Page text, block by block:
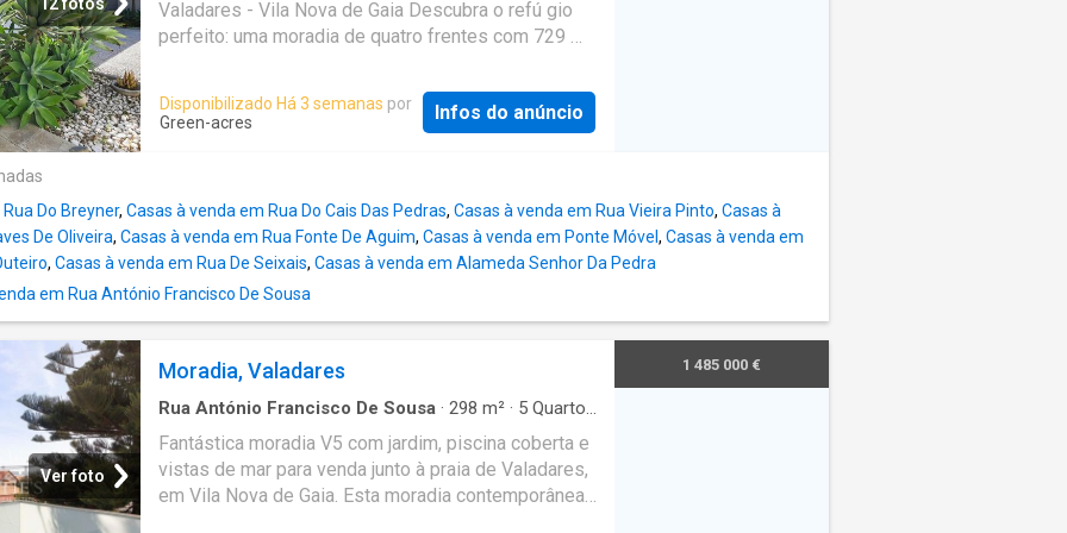
independente. A zona privada é composta por quatro
suítes, incluindo uma no rés-do-chão, que garante
Adicionalmente, o espaço +1 permite múltiplas
utilizações, como escritório, sala de lazer ou quarto
nomeadamente piso radiante em toda a habitação,
sist
12 fotos
Valadares - Vila Nova de Gaia Descubra o refú gio
perfeito: uma moradia de quatro frentes com 729 m²
apenas a 100 metros da praia. Exteriores de Sonho:
piscina de 78 m², jardim magní fico, terraç os e
vistas para a piscina cozinha totalmente equipada
Siemens, banhada em luz natural, perfeita para
grandes conví vios hall de entrada imponente que
antecipa a elegâ ncia de toda a moradia Wc social
com decoraç ã o soberba corredor que conduz a
acabamentos de excelê ncia. No piso superior,
master suite de 50 m² com luminosidade incrí vel e
Disponibilizado Há 3 semanas por
Green-acres
Infos do anúncio
Do Breyner, Casas à venda em Rua Do Cais Das Pedras, Casas à venda em Rua Vieira Pinto, Casas à
De Oliveira, Casas à venda em Rua Fonte De Aguim, Casas à venda em Ponte Móvel , Casas à venda em
, Casas à venda em Rua De Seixais, Casas à venda em Alameda Senhor Da Pedra
em Rua António Francisco De Sousa
Ver foto
Moradia, Valadares
Rua António Francisco De Sousa · 298 m² · 5 Quartos
Piscina
Fantástica moradia V5 com jardim, piscina coberta e
vistas de mar para venda junto à praia de Valadares,
em Vila Nova de Gaia. Esta moradia contemporânea
1 485 000 €